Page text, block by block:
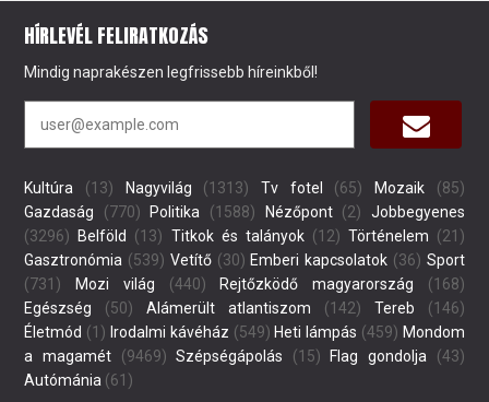
HÍRLEVÉL FELIRATKOZÁS
Mindig naprakészen legfrissebb híreinkből!
Kultúra (13) Nagyvilág (1313) Tv fotel (65) Mozaik (85)
Gazdaság (770) Politika (1588) Nézőpont(2)
Jobbegyenes
(3296)
Belföld (13) Titkok és talányok(12) Történelem (21)
Gasztronómia (539) Vetítő(30) Emberi kapcsolatok (36) Sport
(731)
Mozi világ (440) Rejtőzködő magyarország (168)
Egészség (50) Alámerült atlantiszom (142) Tereb (146)
Életmód (1) Irodalmi kávéház (549) Heti lámpás (459) Mondom
a magamét (9469) Szépségápolás (15) Flag gondolja (43)
Autómánia (61)